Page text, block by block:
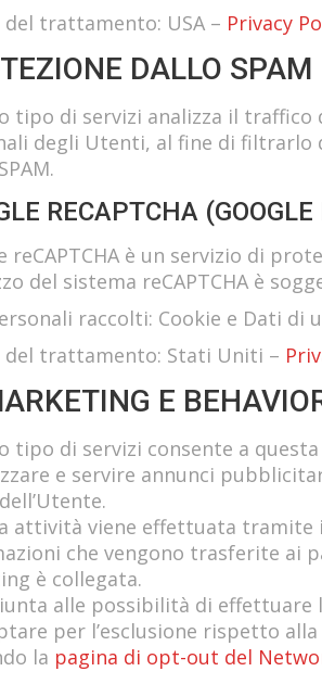
del trattamento: USA – Privacy
DALLO SPAM
tipo di servizi analizza il
degli Utenti, al fine di
RECAPTCHA
reCAPTCHA è un servizio di
del sistema reCAPTCHA è
raccolti: Cookie e Dati di
del trattamento: Stati Uniti –
E
tipo di servizi consente a
e servire annunci
attività viene effettuata tramite
che vengono trasferite ai
è collegata.
alle possibilità di
per l’esclusione rispetto
la pagina di opt-out del